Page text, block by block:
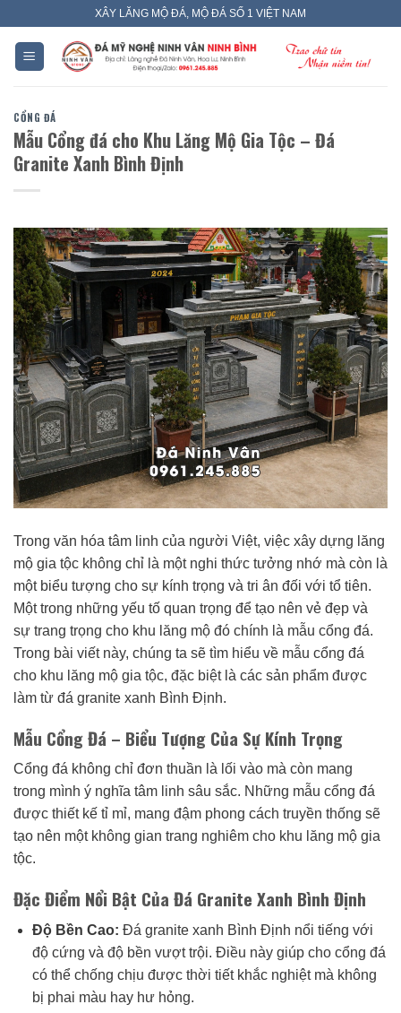
content
XÂY LĂNG MỘ ĐÁ, MỘ ĐÁ SỐ 1 VIỆT NAM
CỔNG ĐÁ
Mẫu Cổng đá cho Khu Lăng Mộ Gia Tộc – Đá
Granite Xanh Bình Định
Trong văn hóa tâm linh của người Việt, việc xây dựng lăng
mộ gia tộc không chỉ là một nghi thức tưởng nhớ mà còn là
một biểu tượng cho sự kính trọng và tri ân đối với tổ tiên.
Một trong những yếu tố quan trọng để tạo nên vẻ đẹp và
sự trang trọng cho khu lăng mộ đó chính là mẫu cổng đá.
Trong bài viết này, chúng ta sẽ tìm hiểu về mẫu cổng đá
cho khu lăng mộ gia tộc, đặc biệt là các sản phẩm được
làm từ đá granite xanh Bình Định.
Mẫu Cổng Đá – Biểu Tượng Của Sự Kính Trọng
Cổng đá không chỉ đơn thuần là lối vào mà còn mang
trong mình ý nghĩa tâm linh sâu sắc. Những mẫu cổng đá
được thiết kế tỉ mỉ, mang đậm phong cách truyền thống sẽ
tạo nên một không gian trang nghiêm cho khu lăng mộ gia
tộc.
Đặc Điểm Nổi Bật Của Đá Granite Xanh Bình Định
Độ Bền Cao: Đá granite xanh Bình Định nổi tiếng với
độ cứng và độ bền vượt trội. Điều này giúp cho cổng đá
có thể chống chịu được thời tiết khắc nghiệt mà không
bị phai màu hay hư hỏng.